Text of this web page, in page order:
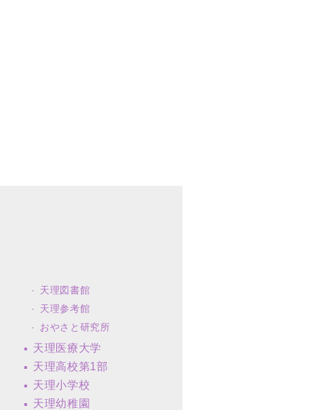
天理図書館
天理参考館
おやさと研究所
天理医療大学
天理高校第1部
天理小学校
天理幼稚園